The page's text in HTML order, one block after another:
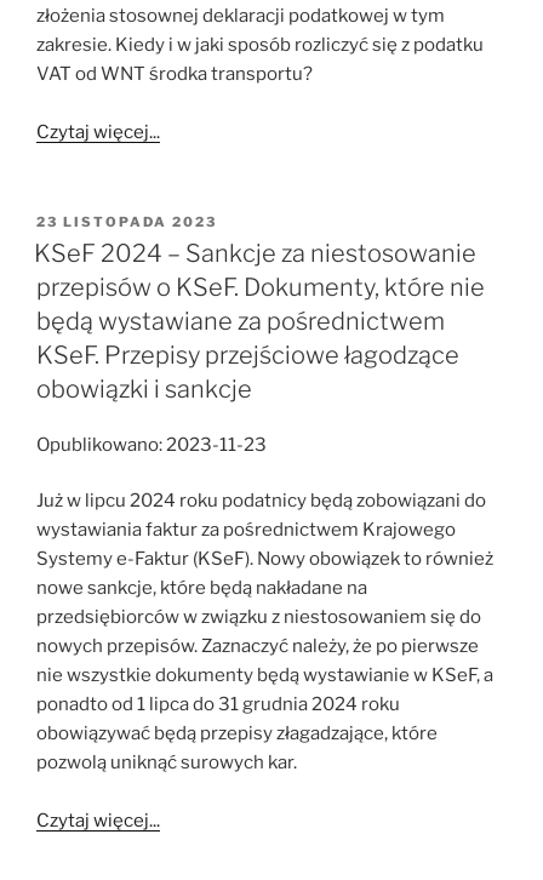
złożenia stosownej deklaracji podatkowej w tym
zakresie. Kiedy i w jaki sposób rozliczyć się z podatku
VAT od WNT środka transportu?
Czytaj więcej...
OPUBLIKOWANE
W
23 LISTOPADA 2023
KSeF 2024 – Sankcje za niestosowanie
przepisów o KSeF. Dokumenty, które nie
będą wystawiane za pośrednictwem
KSeF. Przepisy przejściowe łagodzące
obowiązki i sankcje
Opublikowano: 2023-11-23
Już w lipcu 2024 roku podatnicy będą zobowiązani do
wystawiania faktur za pośrednictwem Krajowego
Systemy e-Faktur (KSeF). Nowy obowiązek to również
nowe sankcje, które będą nakładane na
przedsiębiorców w związku z niestosowaniem się do
nowych przepisów. Zaznaczyć należy, że po pierwsze
nie wszystkie dokumenty będą wystawianie w KSeF, a
ponadto od 1 lipca do 31 grudnia 2024 roku
obowiązywać będą przepisy złagadzające, które
pozwolą uniknąć surowych kar.
Czytaj więcej...